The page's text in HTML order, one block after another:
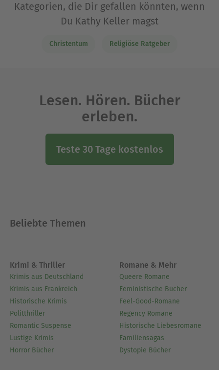
Kategorien, die Dir gefallen könnten, wenn
Du Kathy Keller magst
Christentum Religiöse Ratgeber
Lesen. Hören. Bücher
erleben.
Teste 30 Tage kostenlos
Beliebte Themen
Krimi & Thriller
Krimis aus Deutschland
Krimis aus Frankreich
Historische Krimis
Politthriller
Romantic Suspense
Lustige Krimis
Horror Bücher
Romane & Mehr
Queere Romane
Feministische Bücher
Feel-Good-Romane
Regency Romane
Historische Liebesromane
Familiensagas
Dystopie Bücher